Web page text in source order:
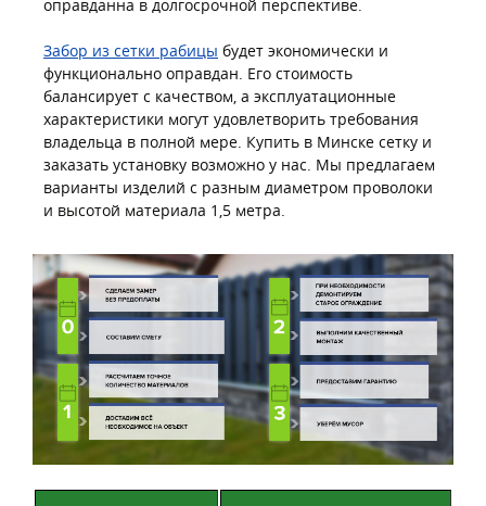
оправданна в долгосрочной перспективе.
Забор из сетки рабицы будет экономически и
функционально оправдан. Его стоимость
балансирует с качеством, а эксплуатационные
характеристики могут удовлетворить требования
владельца в полной мере. Купить в Минске сетку и
заказать установку возможно у нас. Мы предлагаем
варианты изделий с разным диаметром проволоки
и высотой материала 1,5 метра.